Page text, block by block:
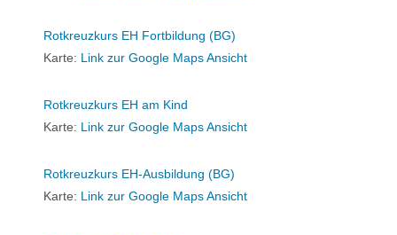
Rotkreuzkurs EH Fortbildung (BG)
Karte: Link zur Google Maps Ansicht
Rotkreuzkurs EH am Kind
Karte: Link zur Google Maps Ansicht
Rotkreuzkurs EH-Ausbildung (BG)
Karte: Link zur Google Maps Ansicht